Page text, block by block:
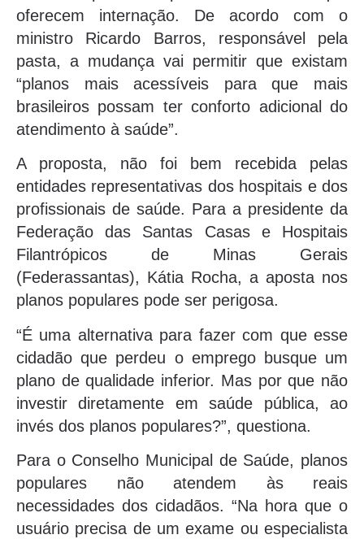
oferecem internação. De acordo com o
ministro Ricardo Barros, responsável pela
pasta, a mudança vai permitir que existam
“planos mais acessíveis para que mais
brasileiros possam ter conforto adicional do
atendimento à saúde”.
A proposta, não foi bem recebida pelas
entidades representativas dos hospitais e dos
profissionais de saúde. Para a presidente da
Federação das Santas Casas e Hospitais
Filantrópicos de Minas Gerais
(Federassantas), Kátia Rocha, a aposta nos
planos populares pode ser perigosa.
“É uma alternativa para fazer com que esse
cidadão que perdeu o emprego busque um
plano de qualidade inferior. Mas por que não
investir diretamente em saúde pública, ao
invés dos planos populares?”, questiona.
Para o Conselho Municipal de Saúde, planos
populares não atendem às reais
necessidades dos cidadãos. “Na hora que o
usuário precisa de um exame ou especialista